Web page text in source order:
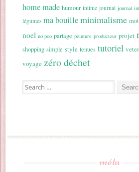
home made humour intime journal journal
légumes ma bouilleminimalisme mot
noel no poo partage peinture producteur projet
shopping simple style tenues tutoriel
voyage zéro déchet
Search for:
méta